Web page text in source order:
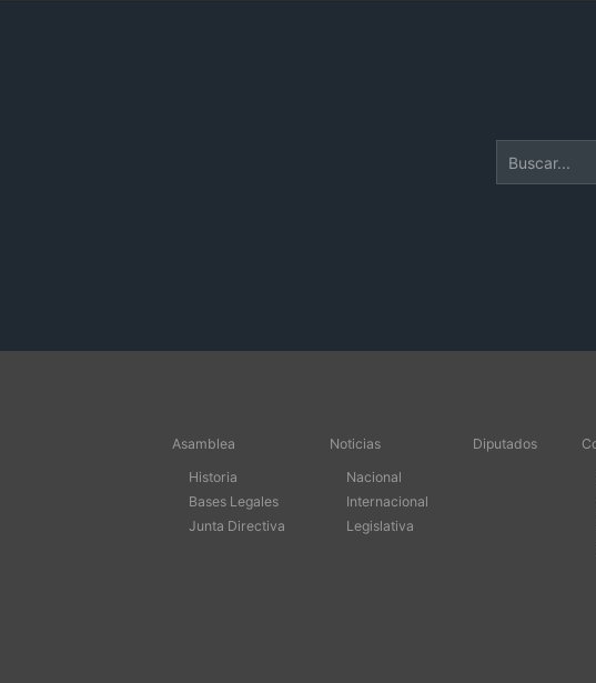
Asamblea
Historia
Bases Legales
Junta Directiva
Noticias
Nacional
Internacional
Legislativa
Diputados